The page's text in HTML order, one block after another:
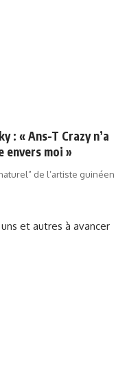
: « Ans-T Crazy n’a
envers moi »
de l’artiste guinéen